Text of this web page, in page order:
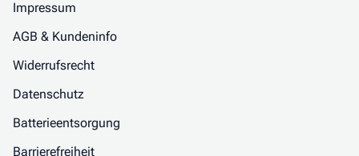
Impressum
AGB & Kundeninfo
Widerrufsrecht
Datenschutz
Batterieentsorgung
Barrierefreiheit